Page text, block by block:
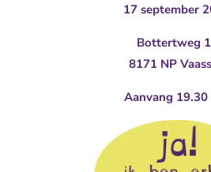
17 september
Bottertweg
8171 NP
Aanvang